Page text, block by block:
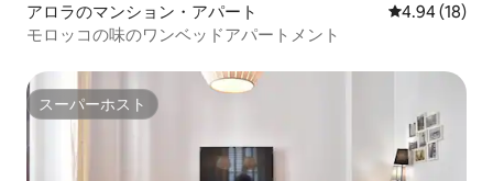
アロラのマンション・アパート レビュー18
4.94 (18)
モロッコの味のワンベッドアパートメント
スーパーホスト
スーパーホスト